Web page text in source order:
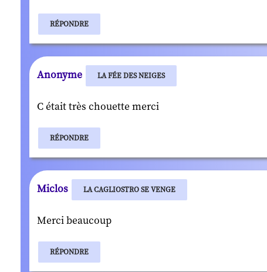
RÉPONDRE
Anonyme LA FÉE DES NEIGES
C était très chouette merci
RÉPONDRE
Miclos LA CAGLIOSTRO SE VENGE
Merci beaucoup
RÉPONDRE